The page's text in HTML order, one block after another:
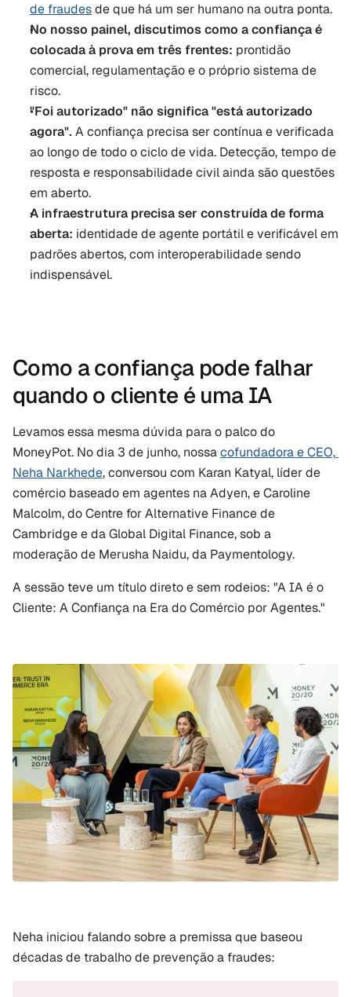
de fraudes de que há um ser humano na outra ponta.
No nosso painel, discutimos como a confiança é
colocada à prova em três frentes: prontidão
comercial, regulamentação e o próprio sistema de
risco.
"Foi autorizado" não significa "está autorizado
agora". A confiança precisa ser contínua e verificada
ao longo de todo o ciclo de vida. Detecção, tempo de
resposta e responsabilidade civil ainda são questões
em aberto.
A infraestrutura precisa ser construída de forma
aberta: identidade de agente portátil e verificável em
padrões abertos, com interoperabilidade sendo
indispensável.
Como a confiança pode falhar
quando o cliente é uma IA
Levamos essa mesma dúvida para o palco do
MoneyPot. No dia 3 de junho, nossa cofundadora e CEO,
Neha Narkhede, conversou com Karan Katyal, líder de
comércio baseado em agentes na Adyen, e Caroline
Malcolm, do Centre for Alternative Finance de
Cambridge e da Global Digital Finance, sob a
moderação de Merusha Naidu, da Paymentology.
A sessão teve um título direto e sem rodeios: "A IA é o
Cliente: A Confiança na Era do Comércio por Agentes."
Neha iniciou falando sobre a premissa que baseou
décadas de trabalho de prevenção a fraudes: